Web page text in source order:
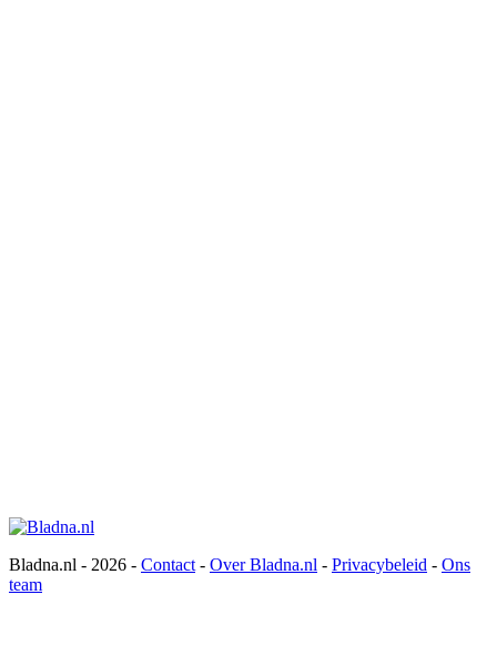
Bladna.nl - 2026 - Contact - Over Bladna.nl - Privacybeleid - Ons
team